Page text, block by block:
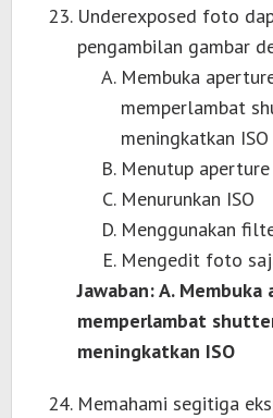
Underexposed foto
pengambilan gambar
Membuka
memperlambat
meningkatkan ISO
Menutup
Menurunkan ISO
Menggunakan
Mengedit foto
Jawaban: A.
memperlambat
meningkatkan ISO
Memahami segitiga